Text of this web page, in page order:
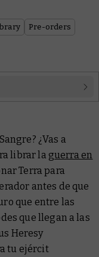
Pre-orders
¿Vas a
librar la guerra en
Terra para
antes de que
que entre las
que llegan a las
Heresy
tu ejércit